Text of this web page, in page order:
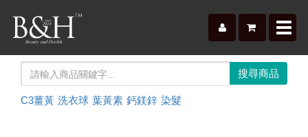
C3薑黃 洗衣球 葉黃素 鈣鎂鋅 染髮